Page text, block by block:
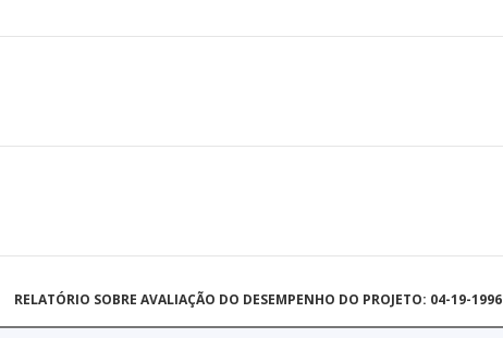
RELATÓRIO SOBRE AVALIAÇÃO DO DESEMPENHO DO PROJETO: 04-19-1996